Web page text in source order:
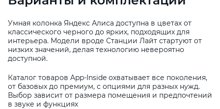
Умная колонка Яндекс Алиса доступна в цветах от
классического черного до ярких, подходящих для
интерьера. Модели вроде Станции Лайт стартуют от
низких значений, делая технологию невероятно
доступной.
Каталог товаров App-Inside охватывает все поколения,
от базовых до премиум, с опциями для разных нужд.
Выбор зависит от размера помещения и предпочтений
в звуке и функциях